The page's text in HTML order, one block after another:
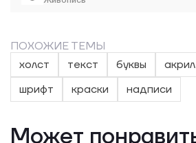
ПОХОЖИЕ ТЕМЫ
холст
текст буквы акрил
шрифт
краски надписи
Может